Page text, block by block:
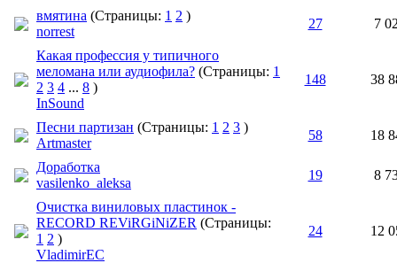
вмятина (Страницы: 1 2 )
norrest
27 7
Какая профессия у типичного
меломана или аудиофила? (Страницы: 1
2 3 4 ... 8 )
InSound
148 38
Песни партизан (Страницы: 1 2 3 )
Artmaster
58 18
Доработка
vasilenko_aleksa
19 8
Очистка виниловых пластинок -
RECORD REViRGiNiZER (Страницы:
1 2 )
VladimirEC
24 12